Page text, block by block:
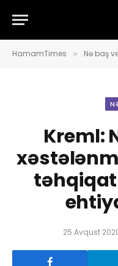
HamamTimes » Nə baş
Kreml:
25 Avqust